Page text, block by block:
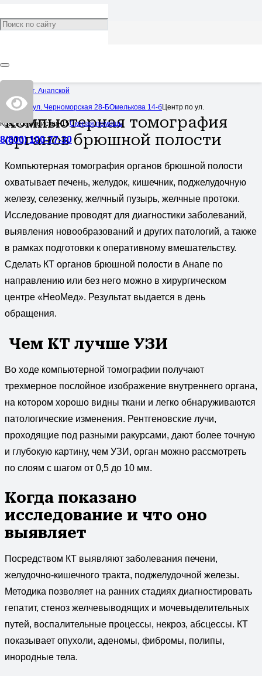
Центр в ст. Анапской
Центр по ул. Черноморская 28-БОмелькова 14-бЦентр по ул.
Красноармейская 15Скорая помощь
8(800) 100-77-30
КТ органов брюшной
Компьютерная томография
органов брюшной полости
Компьютерная томография органов брюшной полости
охватывает печень, желудок, кишечник, поджелудочную
железу, селезенку, желчный пузырь, желчные протоки.
Исследование проводят для диагностики заболеваний,
выявления новообразований и других патологий, а также
в рамках подготовки к оперативному вмешательству.
Сделать КТ органов брюшной полости в Анапе по
направлению или без него можно в хирургическом
центре «НеоМед». Результат выдается в день
обращения.
Чем КТ лучше УЗИ
Во ходе компьютерной томографии получают
трехмерное послойное изображение внутреннего органа,
на котором хорошо видны ткани и легко обнаруживаются
патологические изменения. Рентгеновские лучи,
проходящие под разными ракурсами, дают более точную
и глубокую картину, чем УЗИ, орган можно рассмотреть
по слоям с шагом от 0,5 до 10 мм.
Когда показано
исследование и что оно
выявляет
Посредством КТ выявляют заболевания печени,
желудочно-кишечного тракта, поджелудочной железы.
Методика позволяет на ранних стадиях диагностировать
гепатит, стеноз желчевыводящих и мочевыделительных
путей, воспалительные процессы, некроз, абсцессы. КТ
показывает опухоли, аденомы, фибромы, полипы,
инородные тела.